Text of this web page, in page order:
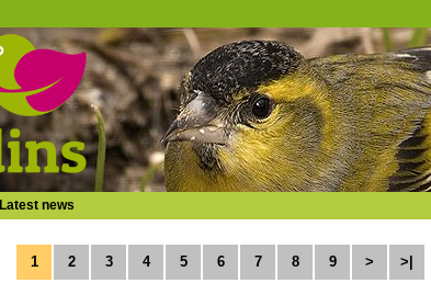
Latest news
1 2 3 4 5 6 7 8 9 > >|